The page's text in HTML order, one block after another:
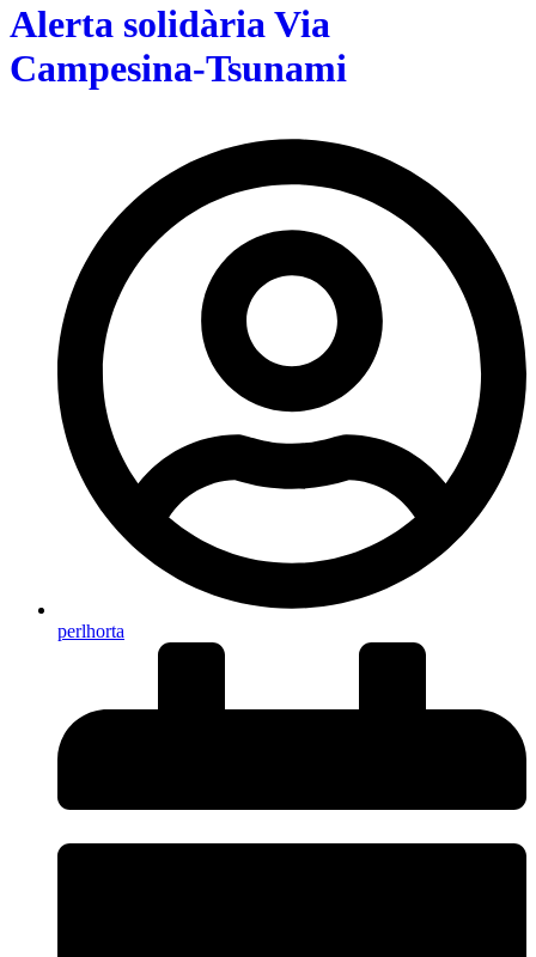
Alerta solidària Via
Campesina-Tsunami
perlhorta